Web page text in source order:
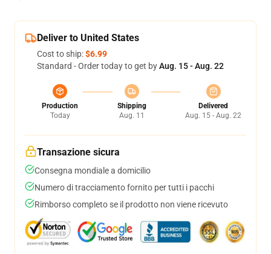
Deliver to United States
Cost to ship:$6.99
Standard - Order today to get byAug. 15 - Aug. 22
Production
Today
Shipping
Aug. 11
Delivered
Aug. 15 - Aug. 22
Transazione sicura
Consegna mondiale a domicilio
Numero di tracciamento fornito per tutti i pacchi
Rimborso completo se il prodotto non viene ricevuto